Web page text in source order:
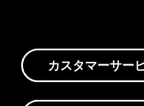
カスタマーサー